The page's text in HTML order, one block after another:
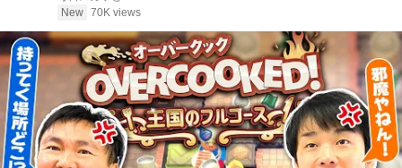
よ、まだ僕を覚えているか？」――
New 70K views